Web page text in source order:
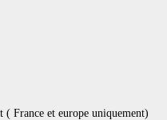
France et europe uniquement)